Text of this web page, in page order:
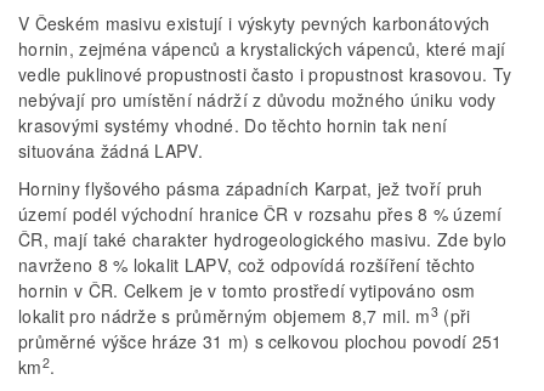
V Českém masivu existují i výskyty pevných karbonátových
hornin, zejména vápenců a krystalických vápenců, které mají
vedle puklinové propustnosti často i propustnost krasovou. Ty
nebývají pro umístění nádrží z důvodu možného úniku vody
krasovými systémy vhodné. Do těchto hornin tak není
situována žádná LAPV.
Horniny flyšového pásma západních Karpat, jež tvoří pruh
území podél východní hranice ČR v rozsahu přes 8 % území
ČR, mají také charakter hydrogeologického masivu. Zde bylo
navrženo 8 % lokalit LAPV, což odpovídá rozšíření těchto
hornin v ČR. Celkem je v tomto prostředí vytipováno osm
lokalit pro nádrže s průměrným objemem 8,7 mil. m3 (při
průměrné výšce hráze 31 m) s celkovou plochou povodí 251
km2.